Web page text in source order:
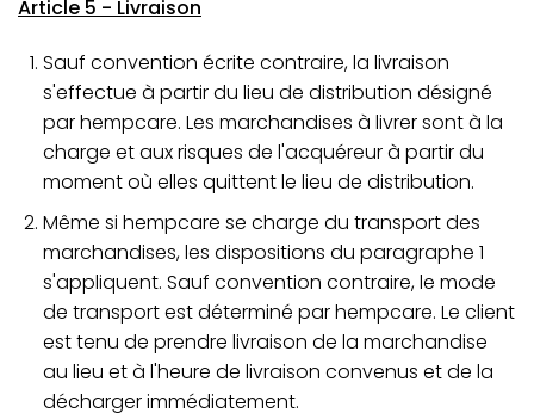
Article 5 - Livraison
Sauf convention écrite contraire, la livraison
s'effectue à partir du lieu de distribution désigné
par hempcare. Les marchandises à livrer sont à la
charge et aux risques de l'acquéreur à partir du
moment où elles quittent le lieu de distribution.
Même si hempcare se charge du transport des
marchandises, les dispositions du paragraphe 1
s'appliquent. Sauf convention contraire, le mode
de transport est déterminé par hempcare. Le client
est tenu de prendre livraison de la marchandise
au lieu et à l'heure de livraison convenus et de la
décharger immédiatement.